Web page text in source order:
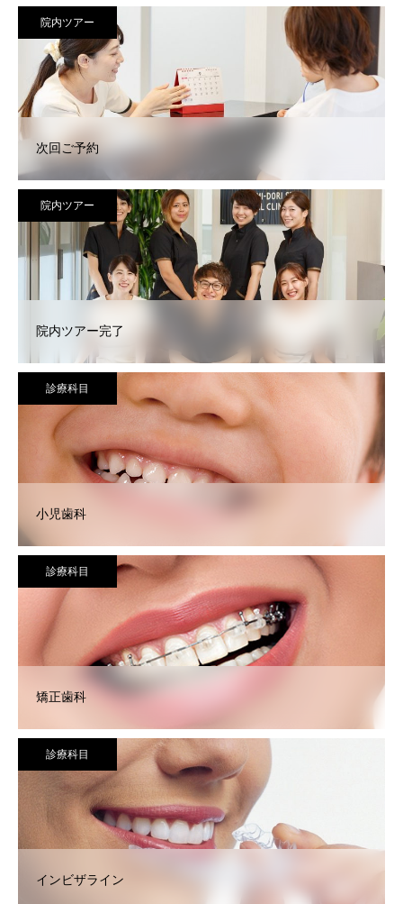
院内ツアー
次回ご予約
院内ツアー
院内ツアー完了
診療科目
小児歯科
診療科目
矯正歯科
診療科目
インビザライン